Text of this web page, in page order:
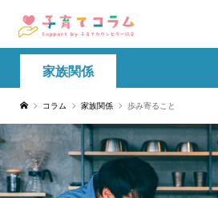
家族関係
コラム 家族関係 歩み寄ること